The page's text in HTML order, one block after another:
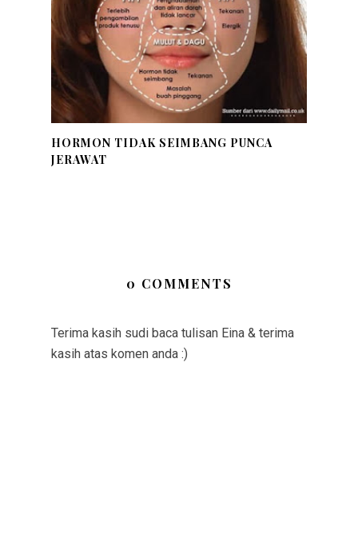
HORMON TIDAK SEIMBANG PUNCA
JERAWAT
0 COMMENTS
Terima kasih sudi baca tulisan Eina & terima
kasih atas komen anda :)